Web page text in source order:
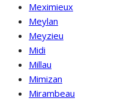
Meximieux
Meylan
Meyzieu
Midi
Millau
Mimizan
Mirambeau